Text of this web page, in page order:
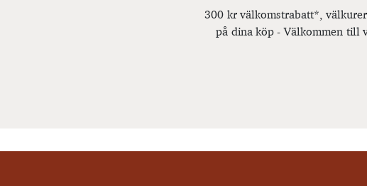
300 kr välkomstrabatt*,
på dina köp - Välkommen till